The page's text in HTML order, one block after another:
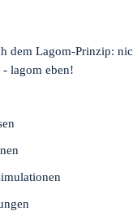
dem Lagom-Prinzip:
lagom eben!